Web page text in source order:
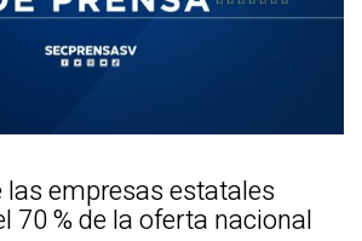
las empresas estatales
70 % de la oferta nacional